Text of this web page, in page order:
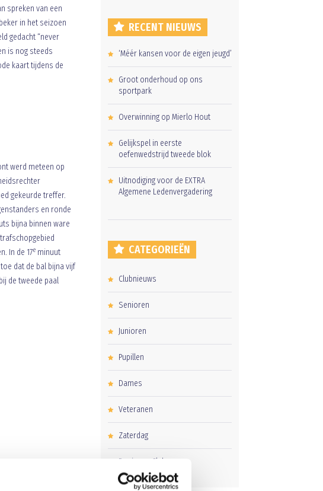
spreken van een
in het seizoen
gedacht “never
is nog steeds
kaart tijdens de
werd meteen op
gekeurde treffer.
en ronde
bijna binnen ware
In de 17e minuut
dat de bal bijna vijf
de tweede paal
RECENT NIEUWS
‘Méér kansen voor de eigen jeugd’
Groot onderhoud op ons
sportpark
Overwinning op Mierlo Hout
Gelijkspel in eerste
oefenwedstrijd tweede blok
Uitnodiging voor de EXTRA
Algemene Ledenvergadering
CATEGORIEËN
Clubnieuws
Senioren
Junioren
Pupillen
Dames
Veteranen
Zaterdag
Business Club